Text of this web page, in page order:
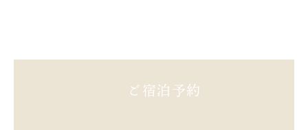
ご宿泊予約